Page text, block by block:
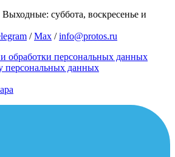
суббота, воскресенье и
/Max /info@protos.ru
обработки персональных данных
персональных данных